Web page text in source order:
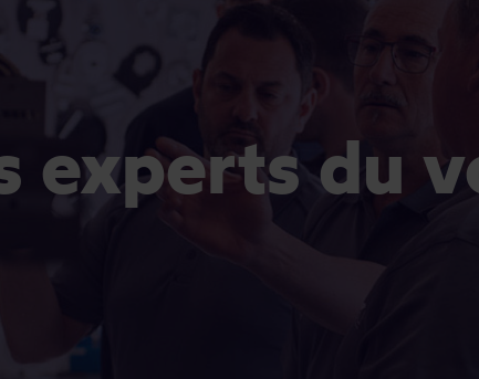
experts du